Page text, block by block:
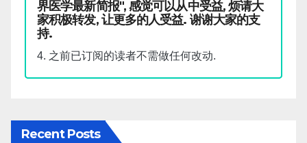
界医学最新简报", 感觉可以从中受益, 烦请大
家积极转发, 让更多的人受益. 谢谢大家的支
持.
4. 之前已订阅的读者不需做任何改动.
Recent Posts